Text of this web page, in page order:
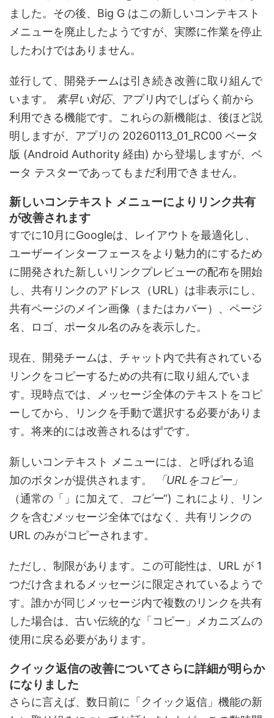
ました。その後、Big G はこの新しいコンテキスト
メニューを廃止したようですが、実際に作業を停止
したわけではありません。
並行して、開発チームは引き続き改善に取り組んで
います。 素早い対応、アプリ内でしばらく前から
利用できる機能です。これらの新機能は、後ほど説
明しますが、アプリの 20260113_01_RC00 ベータ
版 (Android Authority 経由) から登場しますが、ベ
ータ テスターであってもまだ利用できません。
新しいコンテキスト メニューによりリンク共有
が改善されます
すでに10月にGoogleは、レイアウトを最適化し、
ユーザーインターフェースをより魅力的にするため
に開発された新しいリンクプレビューの配布を開始
し、共有リンクのアドレス（URL）は非表示にし、
共有ページのメイン画像（またはカバー）、ページ
名、ロゴ、ポータル名のみを表示した。
現在、開発チームは、チャット内で共有されている
リンクをコピーするための共有に取り組んでいま
す。現時点では、メッセージ全体のテキストをコピ
ーしてから、リンクを手動で選択する必要がありま
す。将来的には改善されるはずです。
新しいコンテキスト メニューには、と呼ばれる追
加のボタンが提供されます。
「URLをコピー」
（通常の「」に加えて、
コピー“) これにより、リン
クを含むメッセージ全体ではなく、共有リンクの
URL のみがコピーされます。
ただし、制限があります。この可能性は、URL が 1
つだけ含まれるメッセージに限定されているようで
す。誰かが同じメッセージ内で複数のリンクを共有
した場合は、古い伝統的な「コピー」メカニズムの
使用に戻る必要があります。
クイック返信の改善についてさらに詳細が明らか
になりました
さらに言えば、数日前に「クイック返信」機能の新